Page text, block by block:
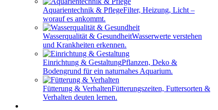
Aquarientechnik & PflegeFilter, Heizung, Licht –
worauf es ankommt.
Wasserqualität & GesundheitWasserwerte verstehen
und Krankheiten erkennen.
Einrichtung & GestaltungPflanzen, Deko &
Bodengrund für ein naturnahes Aquarium.
Fütterung & VerhaltenFütterungszeiten, Futtersorten &
Verhalten deuten lernen.